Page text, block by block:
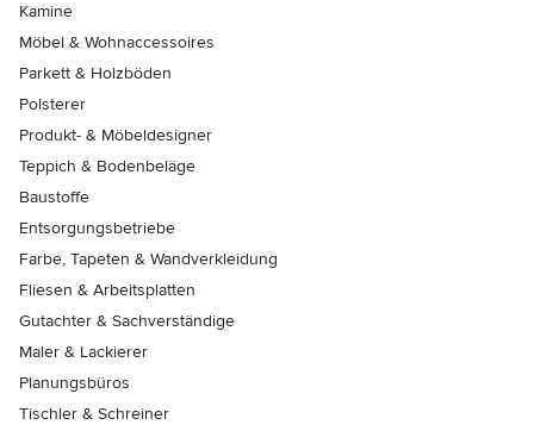
Kamine
Möbel & Wohnaccessoires
Parkett & Holzböden
Polsterer
Produkt- & Möbeldesigner
Teppich & Bodenbeläge
Baustoffe
Entsorgungsbetriebe
Farbe, Tapeten & Wandverkleidung
Fliesen & Arbeitsplatten
Gutachter & Sachverständige
Maler & Lackierer
Planungsbüros
Tischler & Schreiner